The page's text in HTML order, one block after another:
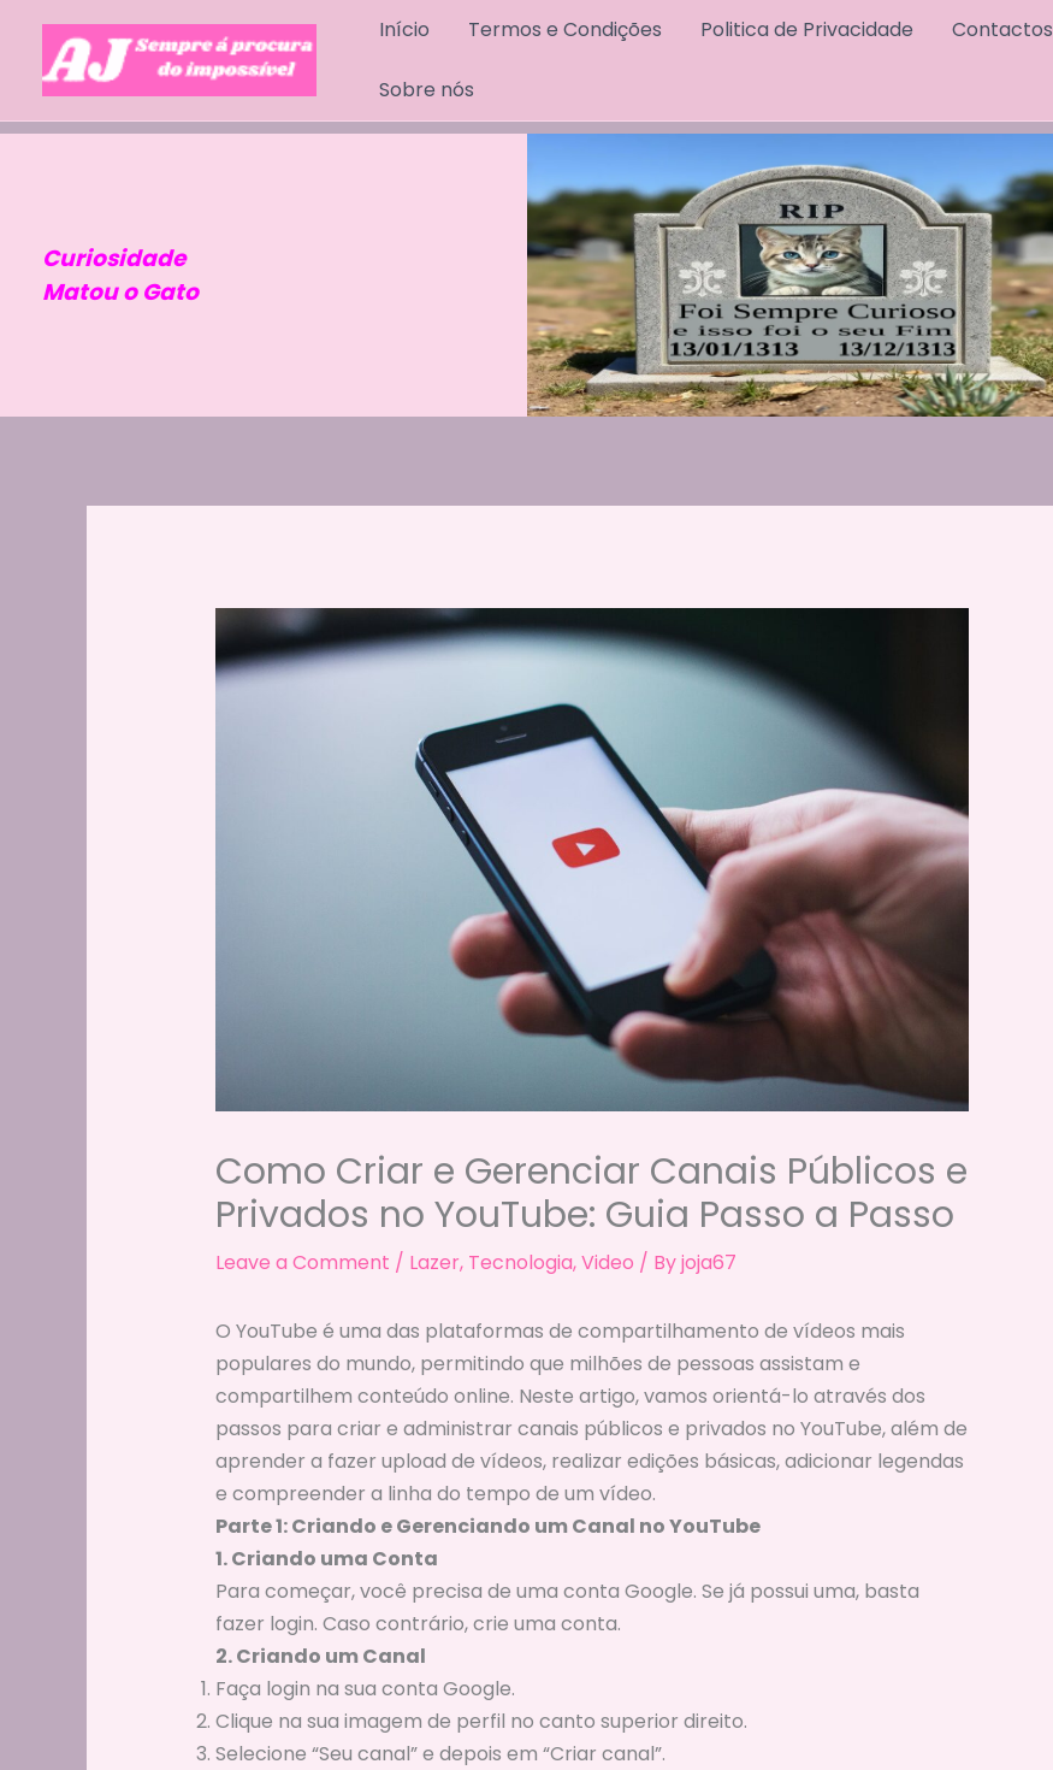
content
Início Termos e Condições Politica de Privacidade Contactos
Sobre nós
Curiosidade
Matou o Gato
Como Criar e Gerenciar Canais Públicos e
Privados no YouTube: Guia Passo a Passo
Leave a Comment / Lazer, Tecnologia,Video / Byjoja67
O YouTube é uma das plataformas de compartilhamento de vídeos mais
populares do mundo, permitindo que milhões de pessoas assistam e
compartilhem conteúdo online. Neste artigo, vamos orientá-lo através dos
passos para criar e administrar canais públicos e privados no YouTube, além de
aprender a fazer upload de vídeos, realizar edições básicas, adicionar legendas
e compreender a linha do tempo de um vídeo.
Parte 1: Criando e Gerenciando um Canal no YouTube
1. Criando uma Conta
Para começar, você precisa de uma conta Google. Se já possui uma, basta
fazer login. Caso contrário, crie uma conta.
2. Criando um Canal
Faça login na sua conta Google.
Clique na sua imagem de perfil no canto superior direito.
Selecione “Seu canal” e depois em “Criar canal”.